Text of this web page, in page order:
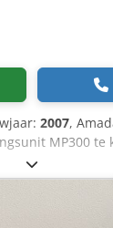
2007,
MP300 te
de machine
Sharp
staan
per e-mail